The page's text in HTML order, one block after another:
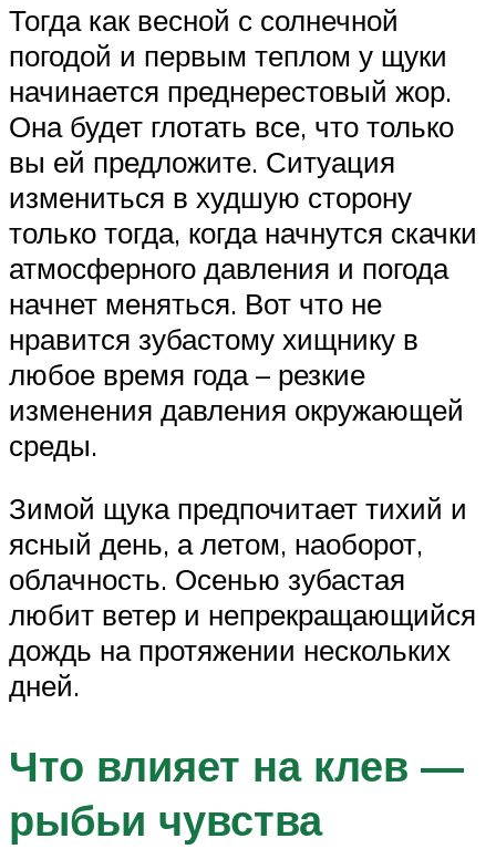
Тогда как весной с солнечной
погодой и первым теплом у щуки
начинается преднерестовый жор.
Она будет глотать все, что только
вы ей предложите. Ситуация
измениться в худшую сторону
только тогда, когда начнутся скачки
атмосферного давления и погода
начнет меняться. Вот что не
нравится зубастому хищнику в
любое время года – резкие
изменения давления окружающей
среды.
Зимой щука предпочитает тихий и
ясный день, а летом, наоборот,
облачность. Осенью зубастая
любит ветер и непрекращающийся
дождь на протяжении нескольких
дней.
Что влияет на клев —
рыбьи чувства